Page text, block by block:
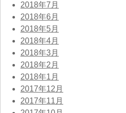
2018年7月
2018年6月
2018年5月
2018年4月
2018年3月
2018年2月
2018年1月
2017年12月
2017年11月